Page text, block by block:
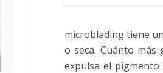
microblading tiene
o seca. Cuánto
expulsa el